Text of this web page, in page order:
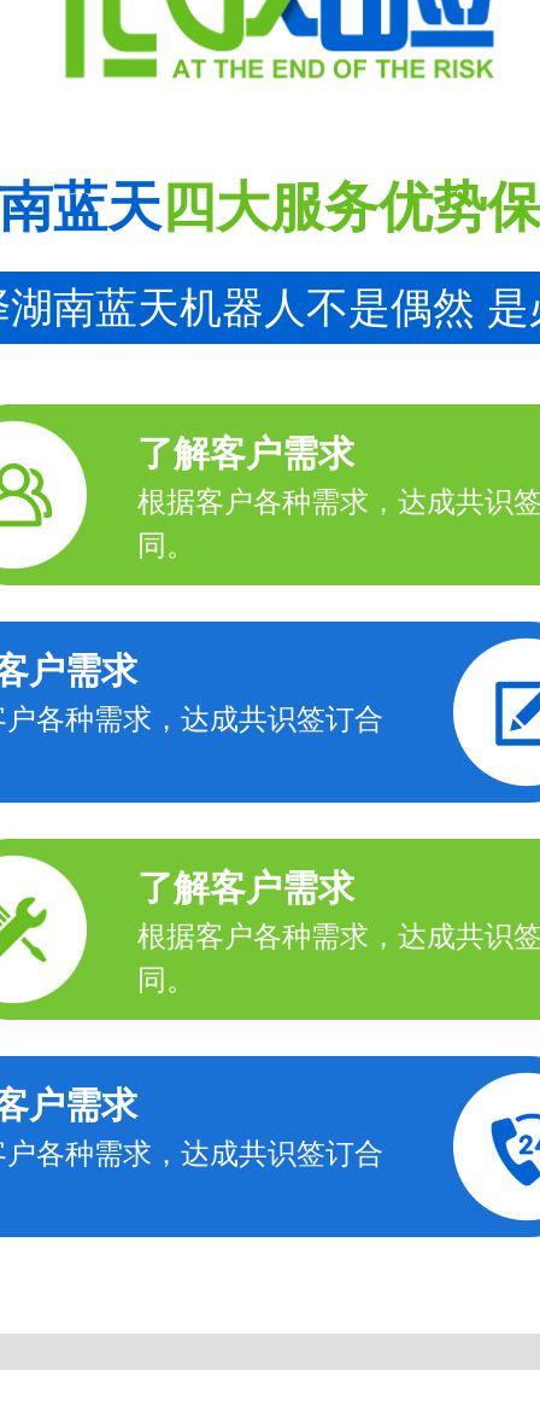
蓝天 四大服务优势
湖南蓝天机器人不是偶然 是
了解客户需求
根据客户各种需求，达成共识
同。
户需求
各种需求，达成共识签订合
了解客户需求
根据客户各种需求，达成共识
同。
户需求
各种需求，达成共识签订合